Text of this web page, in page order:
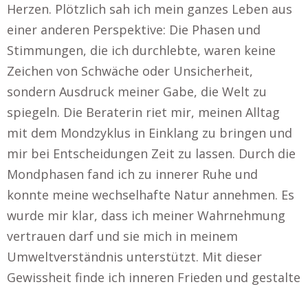
Herzen. Plötzlich sah ich mein ganzes Leben aus
einer anderen Perspektive: Die Phasen und
Stimmungen, die ich durchlebte, waren keine
Zeichen von Schwäche oder Unsicherheit,
sondern Ausdruck meiner Gabe, die Welt zu
spiegeln. Die Beraterin riet mir, meinen Alltag
mit dem Mondzyklus in Einklang zu bringen und
mir bei Entscheidungen Zeit zu lassen. Durch die
Mondphasen fand ich zu innerer Ruhe und
konnte meine wechselhafte Natur annehmen. Es
wurde mir klar, dass ich meiner Wahrnehmung
vertrauen darf und sie mich in meinem
Umweltverständnis unterstützt. Mit dieser
Gewissheit finde ich inneren Frieden und gestalte